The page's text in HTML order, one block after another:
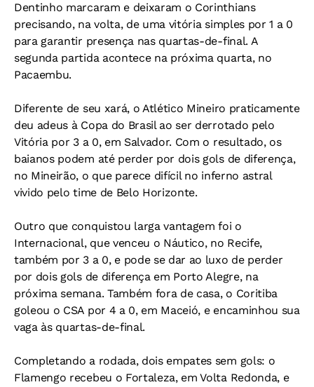
Dentinho marcaram e deixaram o Corinthians
precisando, na volta, de uma vitória simples por 1 a 0
para garantir presença nas quartas-de-final. A
segunda partida acontece na próxima quarta, no
Pacaembu.
Diferente de seu xará, o Atlético Mineiro praticamente
deu adeus à Copa do Brasil ao ser derrotado pelo
Vitória por 3 a 0, em Salvador. Com o resultado, os
baianos podem até perder por dois gols de diferença,
no Mineirão, o que parece difícil no inferno astral
vivido pelo time de Belo Horizonte.
Outro que conquistou larga vantagem foi o
Internacional, que venceu o Náutico, no Recife,
também por 3 a 0, e pode se dar ao luxo de perder
por dois gols de diferença em Porto Alegre, na
próxima semana. Também fora de casa, o Coritiba
goleou o CSA por 4 a 0, em Maceió, e encaminhou sua
vaga às quartas-de-final.
Completando a rodada, dois empates sem gols: o
Flamengo recebeu o Fortaleza, em Volta Redonda, e